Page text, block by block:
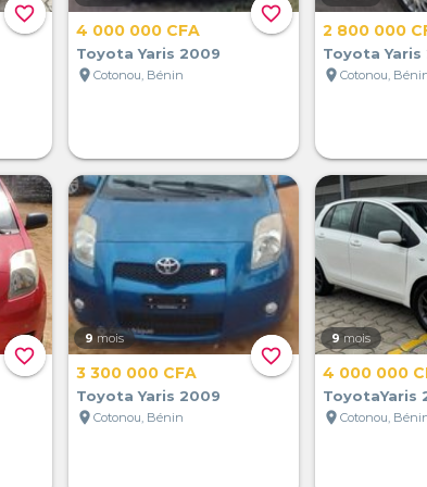
favorite_border favorite_border
4 000 000 CFA
Toyota Yaris 2009
location_on Cotonou, Bénin
2 800 000
Toyota Yaris
location_on Cotonou,
favorite_border favorite_border
9 mois
3 300 000 CFA
Toyota Yaris 2009
location_on Cotonou, Bénin
9 mois
4 000 000
ToyotaYaris
location_on Cotonou,